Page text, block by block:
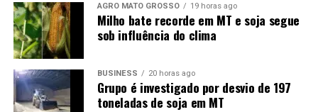
AGRO MATO GROSSO 19 horas ago
Milho bate recorde em MT e soja segue
sob influência do clima
BUSINESS 20 horas ago
Grupo é investigado por desvio de 197
toneladas de soja em MT